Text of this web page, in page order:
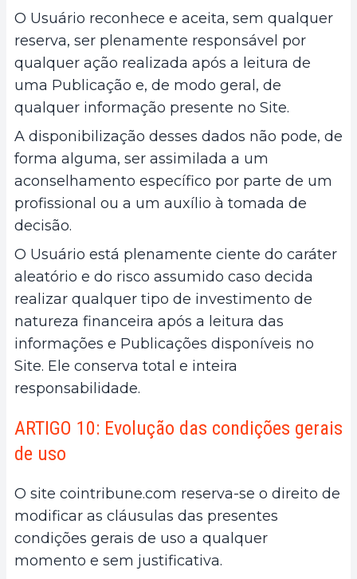
O Usuário reconhece e aceita, sem qualquer
reserva, ser plenamente responsável por
qualquer ação realizada após a leitura de
uma Publicação e, de modo geral, de
qualquer informação presente no Site.
A disponibilização desses dados não pode, de
forma alguma, ser assimilada a um
aconselhamento específico por parte de um
profissional ou a um auxílio à tomada de
decisão.
O Usuário está plenamente ciente do caráter
aleatório e do risco assumido caso decida
realizar qualquer tipo de investimento de
natureza financeira após a leitura das
informações e Publicações disponíveis no
Site. Ele conserva total e inteira
responsabilidade.
ARTIGO 10: Evolução das condições gerais
de uso
O site cointribune.com reserva-se o direito de
modificar as cláusulas das presentes
condições gerais de uso a qualquer
momento e sem justificativa.